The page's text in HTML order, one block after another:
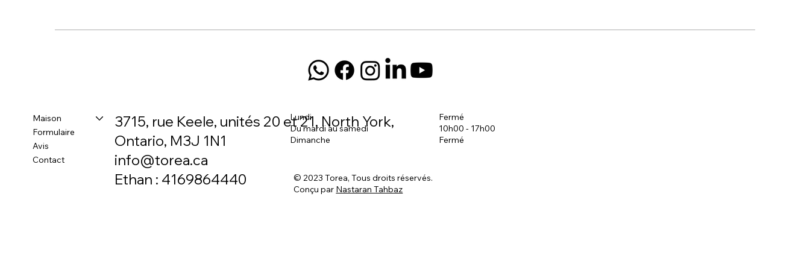
Maison
Formulaire
Avis
Contact
3715, rue Keele, unités 20 et 21, North York,
Ontario, M3J 1N1
info@torea.ca
Ethan : 4169864440
Lundi
Du mardi au samedi
Dimanche
Fermé
10h00 - 17h00
Fermé
© 2023 Torea, Tous droits réservés.
Conçu par Nastaran Tahbaz